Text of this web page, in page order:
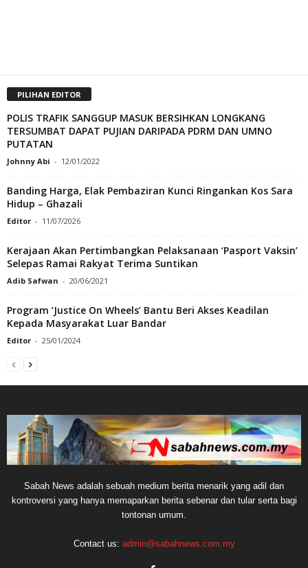
PILIHAN EDITOR
POLIS TRAFIK SANGGUP MASUK BERSIHKAN LONGKANG
TERSUMBAT DAPAT PUJIAN DARIPADA PDRM DAN UMNO
PUTATAN
Johnny Abi - 12/01/2022
Banding Harga, Elak Pembaziran Kunci Ringankan Kos Sara
Hidup – Ghazali
Editor - 11/07/2026
Kerajaan Akan Pertimbangkan Pelaksanaan ‘Pasport Vaksin’
Selepas Ramai Rakyat Terima Suntikan
Adib Safwan - 20/06/2021
Program ‘Justice On Wheels’ Bantu Beri Akses Keadilan
Kepada Masyarakat Luar Bandar
Editor - 25/01/2024
Sabah News adalah sebuah medium berita menarik yang adil dan
kontroversi yang hanya memaparkan berita sebenar dan tular serta bagi
tontonan umum.
Contact us: admin@sabahnews.com.my